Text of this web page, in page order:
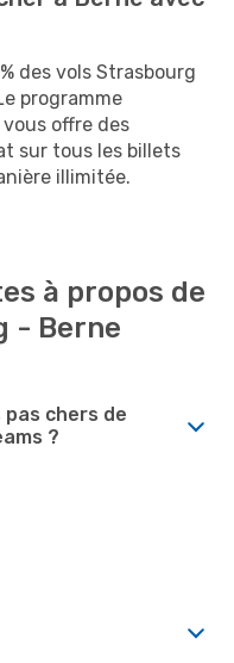
des vols Strasbourg
programme
offre des
sur tous les billets
illimitée.
à propos de
- Berne
chers de
?